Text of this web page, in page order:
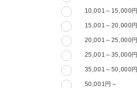
10,001～15,000円
15,001～20,000円
20,001～25,000円
25,001～35,000円
35,001～50,000円
50,001円～